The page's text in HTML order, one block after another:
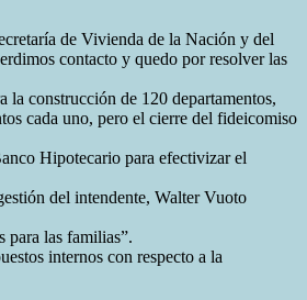
de Vivienda de la Nación y del
contacto y quedo por resolver las
construcción de 120 departamentos,
cada uno, pero el cierre del fideicomiso
Hipotecario para efectivizar el
del intendente, Walter Vuoto
para las familias”.
internos con respecto a la